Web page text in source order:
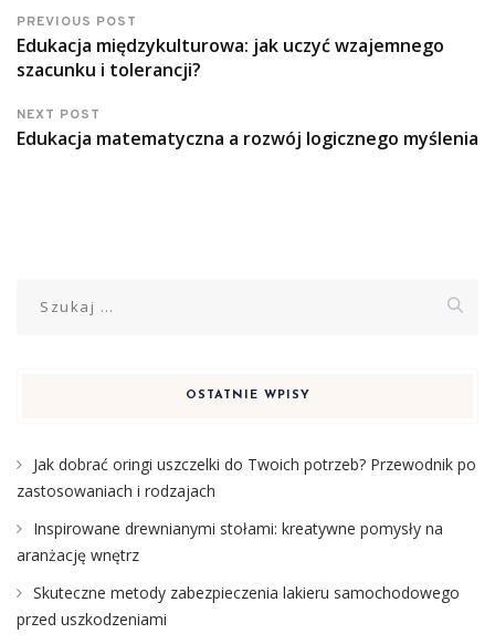
PREVIOUS POST
Edukacja międzykulturowa: jak uczyć wzajemnego
szacunku i tolerancji?
NEXT POST
Edukacja matematyczna a rozwój logicznego myślenia
OSTATNIE WPISY
Jak dobrać oringi uszczelki do Twoich potrzeb? Przewodnik po
zastosowaniach i rodzajach
Inspirowane drewnianymi stołami: kreatywne pomysły na
aranżację wnętrz
Skuteczne metody zabezpieczenia lakieru samochodowego
przed uszkodzeniami